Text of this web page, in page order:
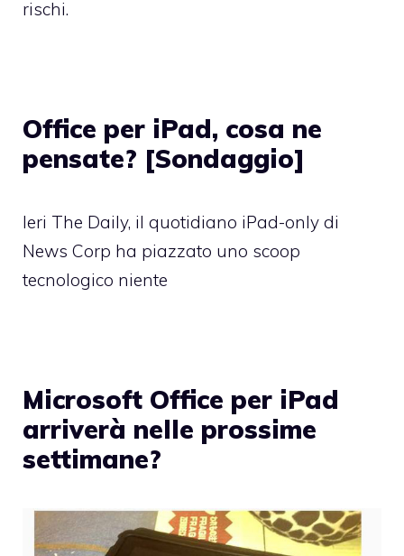
rischi.
Office per iPad, cosa ne
pensate? [Sondaggio]
Ieri The Daily, il quotidiano iPad-only di
News Corp ha piazzato uno scoop
tecnologico niente
Microsoft Office per iPad
arriverà nelle prossime
settimane?